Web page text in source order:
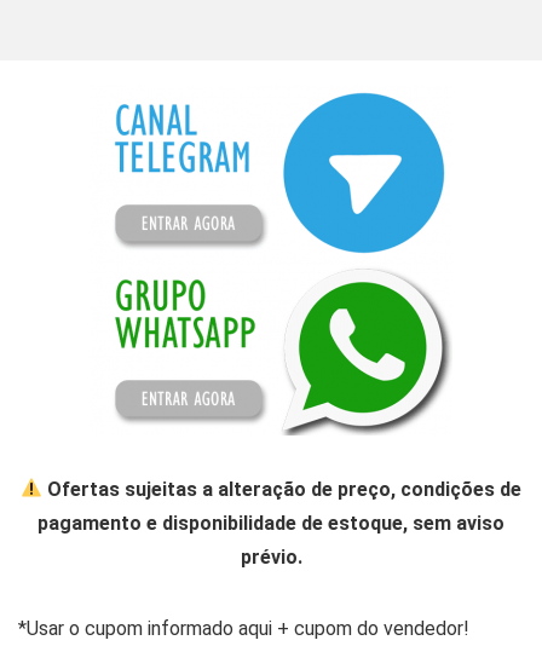
Ofertas sujeitas a alteração de preço, condições de
pagamento e disponibilidade de estoque, sem aviso
prévio.
*Usar o cupom informado aqui + cupom do vendedor!